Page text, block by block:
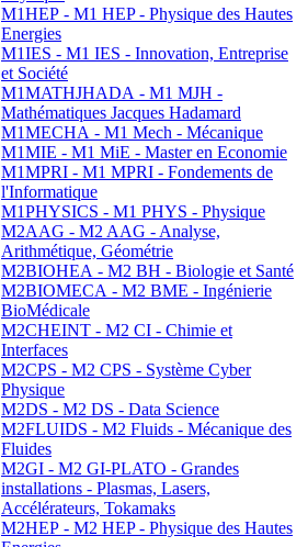
M1HEP - M1 HEP - Physique des Hautes
Energies
M1IES - M1 IES - Innovation, Entreprise
et Société
M1MATHJHADA - M1 MJH -
Mathématiques Jacques Hadamard
M1MECHA - M1 Mech - Mécanique
M1MIE - M1 MiE - Master en Economie
M1MPRI - M1 MPRI - Fondements de
l'Informatique
M1PHYSICS - M1 PHYS - Physique
M2AAG - M2 AAG - Analyse,
Arithmétique, Géométrie
M2BIOHEA - M2 BH - Biologie et Santé
M2BIOMECA - M2 BME - Ingénierie
BioMédicale
M2CHEINT - M2 CI - Chimie et
Interfaces
M2CPS - M2 CPS - Système Cyber
Physique
M2DS - M2 DS - Data Science
M2FLUIDS - M2 Fluids - Mécanique des
Fluides
M2GI - M2 GI-PLATO - Grandes
installations - Plasmas, Lasers,
Accélérateurs, Tokamaks
M2HEP - M2 HEP - Physique des Hautes